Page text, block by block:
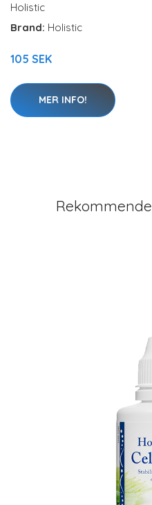
Holistic
Brand: Holistic
105 SEK
MER INFO!